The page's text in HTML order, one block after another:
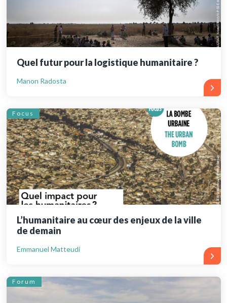
Quel futur pour la logistique humanitaire ?
Manon Radosta
Focus
L’humanitaire au cœur des enjeux de la ville
de demain
Emmanuel Matteudi
Forum